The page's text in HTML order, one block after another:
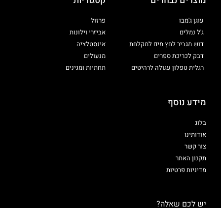
עוגן ג'מבו
ג'ל נמלים
דוש מגביר לחץ מים למקלחת
דבק לכריכת ספרים
רגלית טפלון עגולה לרהיטים
פרזול
אביזרי וילונות
אינסטלציה
מנעולים
תחתיות ומגינים
מידע נוסף
בלוג
אודותינו
צור קשר
תקנון האתר
מדיניות פרטיות
יש לכם שאלה?